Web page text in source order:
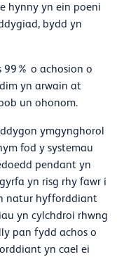
hynny yn ein poeni
bydd yn
99% o achosion o
yn arwain at
un ohonom.
ymgynghorol
fod y systemau
pendant yn
yn risg rhy fawr i
natur hyfforddiant
yn cylchdroi rhwng
pan fydd achos o
yn cael ei